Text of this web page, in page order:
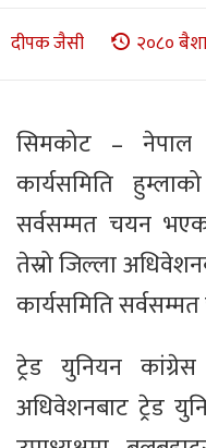
दीपक जैसी २०८०
सिमकोट – नेपाल
कार्यसमिति
सर्वसम्मत चयन
तेस्रो जिल्ला
कार्यसमिति
ट्रेड युनियन
अधिवेशनबाट ट्रेड